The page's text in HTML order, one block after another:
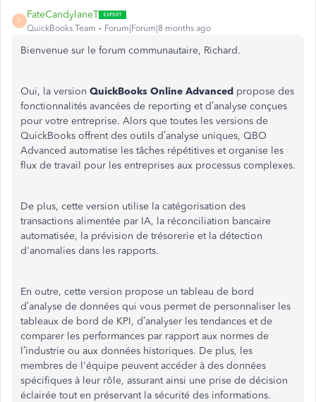
F
FateCandylaneT
QuickBooks Team Forum|Forum|8 months ago
Bienvenue sur le forum communautaire, Richard.
Oui, la version QuickBooks Online Advanced propose des
fonctionnalités avancées de reporting et d’analyse conçues
pour votre entreprise. Alors que toutes les versions de
QuickBooks offrent des outils d’analyse uniques, QBO
Advanced automatise les tâches répétitives et organise les
flux de travail pour les entreprises aux processus complexes.
De plus, cette version utilise la catégorisation des
transactions alimentée par IA, la réconciliation bancaire
automatisée, la prévision de trésorerie et la détection
d'anomalies dans les rapports.
En outre, cette version propose un tableau de bord
d’analyse de données qui vous permet de personnaliser les
tableaux de bord de KPI, d’analyser les tendances et de
comparer les performances par rapport aux normes de
l’industrie ou aux données historiques. De plus, les
membres de l'équipe peuvent accéder à des données
spécifiques à leur rôle, assurant ainsi une prise de décision
éclairée tout en préservant la sécurité des informations.